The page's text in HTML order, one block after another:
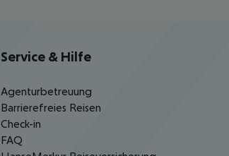
Service & Hilfe
Agenturbetreuung
Barrierefreies Reisen
Check-in
FAQ